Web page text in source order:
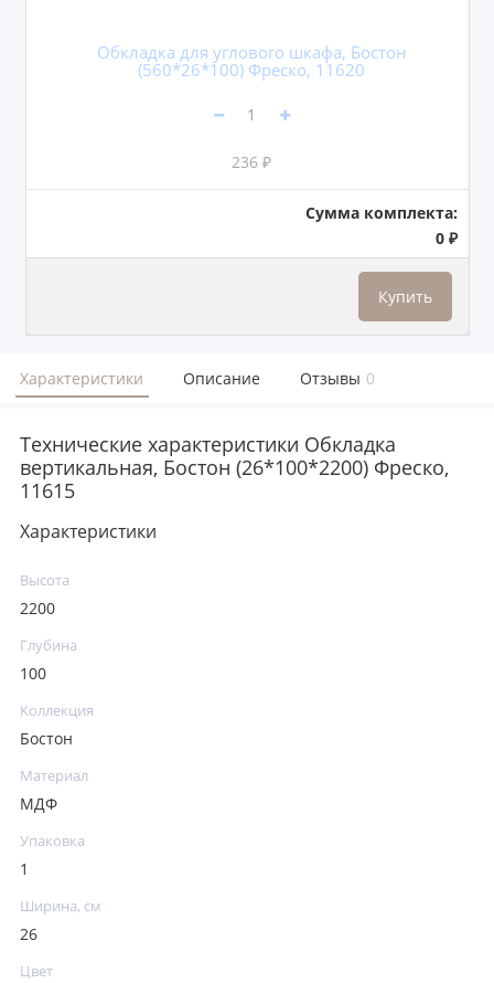
Обкладка для углового шкафа, Бостон
(560*26*100) Фреско, 11620
236 ₽
Сумма комплекта:
0 ₽
Купить
Характеристики Описание Отзывы 0
Технические характеристики Обкладка
вертикальная, Бостон (26*100*2200) Фреско,
11615
Характеристики
Высота
2200
Глубина
100
Коллекция
Бостон
Материал
МДФ
Упаковка
1
Ширина, см
26
Цвет